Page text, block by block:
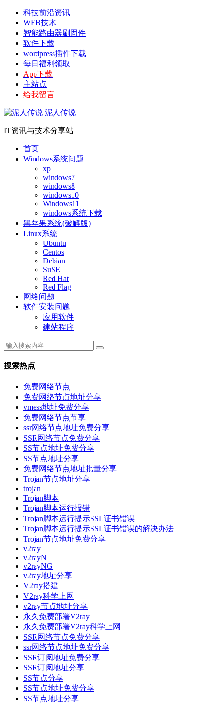
科技前沿资讯
WEB技术
智能路由器刷固件
软件下载
wordpress插件下载
每日福利领取
App下载
主站点
给我留言
泥人传说
IT资讯与技术分享站
首页
Windows系统问题
xp
windows7
windows8
windows10
Windows11
windows系统下载
黑苹果系统(破解版)
Linux系统
Ubuntu
Centos
Debian
SuSE
Red Hat
Red Flag
网络问题
软件安装问题
应用软件
建站程序
搜索热点
免费网络节点
免费网络节点地址分享
vmess地址免费分享
免费网络节点节享
ssr网络节点地址免费分享
SSR网络节点免费分享
SS节点地址免费分享
SS节点地址分享
免费网络节点地址批量分享
Trojan节点地址分享
trojan
Trojan脚本
Trojan脚本运行报错
Trojan脚本运行提示SSL证书错误
Trojan脚本运行提示SSL证书错误的解决办法
Trojan节点地址免费分享
v2ray
v2rayN
v2rayNG
v2ray地址分享
V2ray搭建
V2ray科学上网
v2ray节点地址分享
永久免费部署V2ray
永久免费部署V2ray科学上网
SSR网络节点免费分享
ssr网络节点地址免费分享
SSR订阅地址免费分享
SSR订阅地址分享
SS节点分享
SS节点地址免费分享
SS节点地址分享